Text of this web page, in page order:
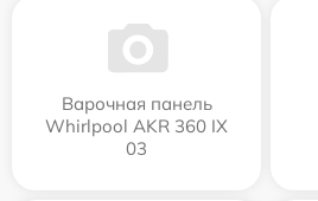
Варочная панель
Whirlpool AKR 360 IX
03